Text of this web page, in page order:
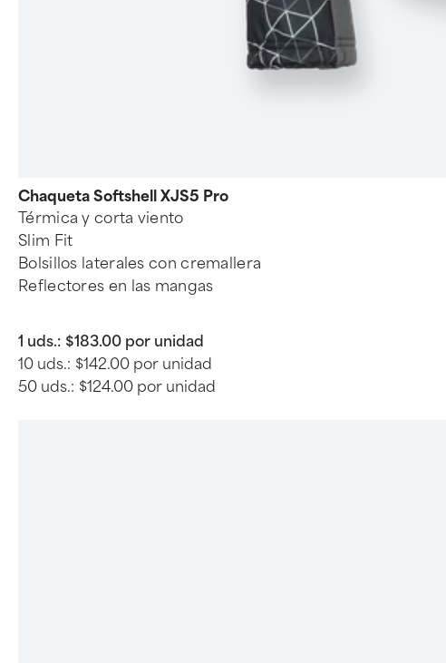
Chaqueta Softshell XJS5 Pro
Térmica y corta viento
Slim Fit
Bolsillos laterales con cremallera
Reflectores en las mangas
1 uds.: $183.00 por unidad
10 uds.: $142.00 por unidad
50 uds.: $124.00 por unidad